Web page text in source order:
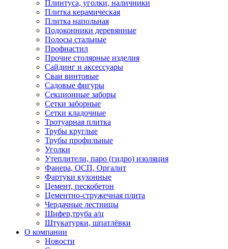
Плинтуса, уголки, наличники
Плитка керамическая
Плитка напольная
Подоконники деревянные
Полосы стальные
Профнастил
Прочие столярные изделия
Сайдинг и аксессуары
Сваи винтовые
Садовые фигуры
Секционные заборы
Сетки заборные
Сетки кладочные
Тротуарная плитка
Трубы круглые
Трубы профильные
Уголки
Утеплители, паро (гидро) изоляция
Фанера, ОСП, Оргалит
Фартуки кухонные
Цемент, пескобетон
Цементно-стружечная плита
Чердачные лестницы
Шифер,труба а/ц
Штукатурки, шпатлёвки
О компании
Новости